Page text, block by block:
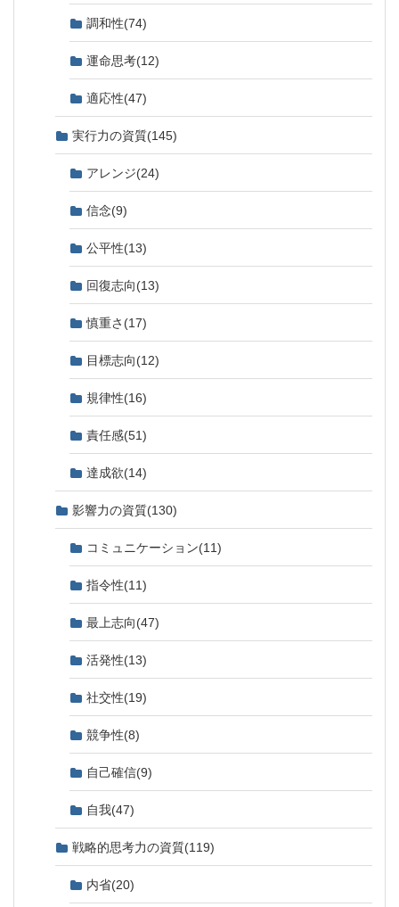
調和性(74)
運命思考(12)
適応性(47)
実行力の資質(145)
アレンジ(24)
信念(9)
公平性(13)
回復志向(13)
慎重さ (17)
目標志向(12)
規律性(16)
責任感(51)
達成欲(14)
影響力の資質(130)
コミュニケーション(11)
指令性(11)
最上志向(47)
活発性(13)
社交性(19)
競争性(8)
自己確信(9)
自我(47)
戦略的思考力の資質(119)
内省(20)